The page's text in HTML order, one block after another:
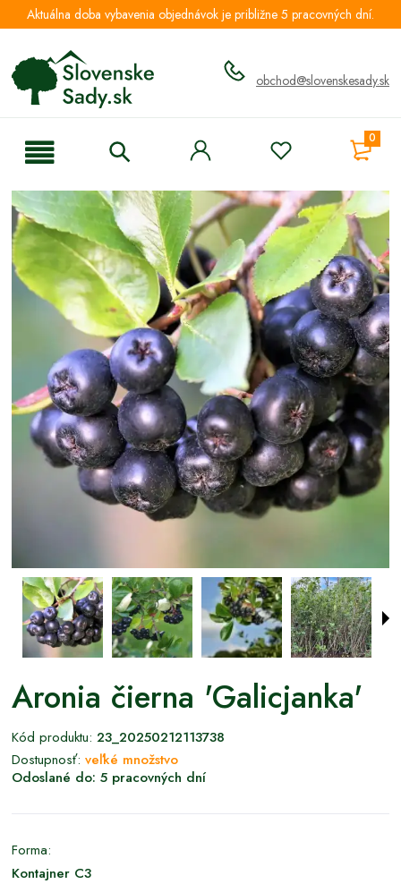
Aktuálna doba vybavenia objednávok je približne 5 pracovných dní.
obchod@slovenskesady.sk
0
Aronia čierna 'Galicjanka'
Kód produktu: 23_20250212113738
Dostupnosť: veľké množstvo
Odoslané do: 5 pracovných dní
Forma:
Kontajner C3